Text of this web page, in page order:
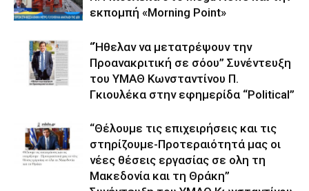
εκπομπή «Morning Point»
“Ήθελαν να μετατρέψουν την
Προανακριτική σε σόου” Συνέντευξη
του ΥΜΑΘ Κωνσταντίνου Π.
Γκιουλέκα στην εφημερίδα “Political”
“Θέλουμε τις επιχειρήσεις και τις
στηρίζουμε-Προτεραιότητά μας οι
νέες θέσεις εργασίας σε ολη τη
Μακεδονία και τη Θράκη”